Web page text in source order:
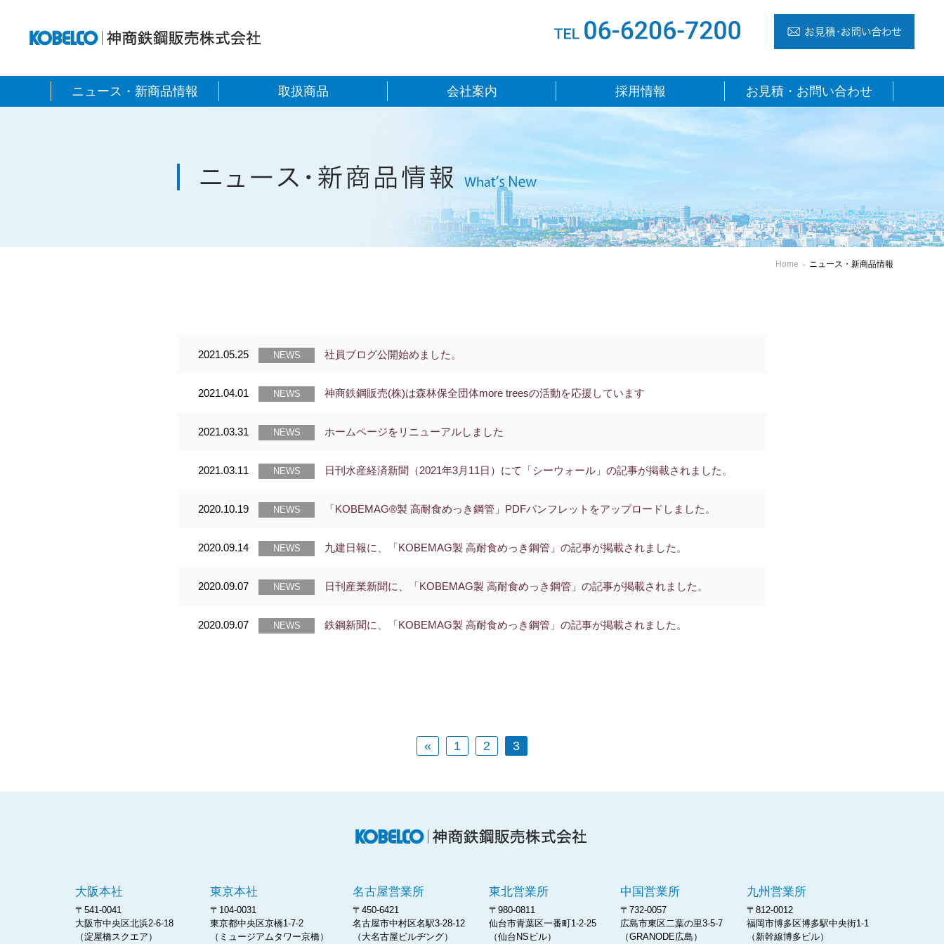
TEL 06-6206-7200
ニュース・新商品情報 取扱商品 会社案内 採用情報 お見積・お問い合わせ
ニュース・新商品情報
Home ＞ ニュース・新商品情報
2021.05.25 NEWS 社員ブログ公開始めました。
2021.04.01 NEWS 神商鉄鋼販売(株)は森林保全団体more treesの活動を応援しています
2021.03.31 NEWS ホームページをリニューアルしました
2021.03.11 NEWS 日刊水産経済新聞（2021年3月11日）にて「シーウォール」の記事が掲載されました。
2020.10.19 NEWS 「KOBEMAG®製 高耐食めっき鋼管」PDFパンフレットをアップロードしました。
2020.09.14 NEWS 九建日報に、「KOBEMAG製 高耐食めっき鋼管」の記事が掲載されました。
2020.09.07 NEWS 日刊産業新聞に、「KOBEMAG製 高耐食めっき鋼管」の記事が掲載されました。
2020.09.07 NEWS 鉄鋼新聞に、「KOBEMAG製 高耐食めっき鋼管」の記事が掲載されました。
« 1 2 3
大阪本社
〒541-0041
大阪市中央区北浜2-6-18
（淀屋橋スクエア）
東京本社
〒104-0031
東京都中央区京橋1-7-2
（ミュージアムタワー京橋）
名古屋営業所
〒450-6421
名古屋市中村区名駅3-28-12
（大名古屋ビルヂング）
東北営業所
〒980-0811
仙台市青葉区一番町1-2-25
（仙台NSビル）
中国営業所
〒732-0057
広島市東区二葉の里3-5-7
（GRANODE広島）
九州営業所
〒812-0012
福岡市博多区博多駅中央街1-1
（新幹線博多ビル）